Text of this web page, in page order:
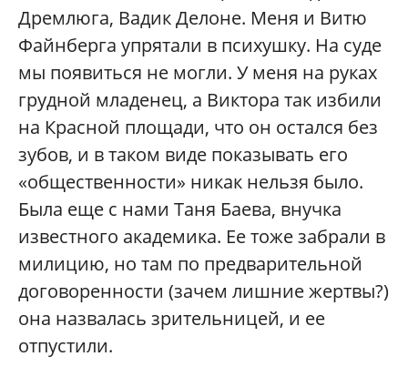
Дремлюга, Вадик Делоне. Меня и Витю
Файнберга упрятали в психушку. На суде
мы появиться не могли. У меня на руках
грудной младенец, а Виктора так избили
на Красной площади, что он остался без
зубов, и в таком виде показывать его
«общественности» никак нельзя было.
Была еще с нами Таня Баева, внучка
известного академика. Ее тоже забрали в
милицию, но там по предварительной
договоренности (зачем лишние жертвы?)
она назвалась зрительницей, и ее
отпустили.